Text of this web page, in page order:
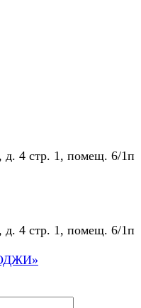
д. 4 стр. 1, помещ. 6/1п
д. 4 стр. 1, помещ. 6/1п